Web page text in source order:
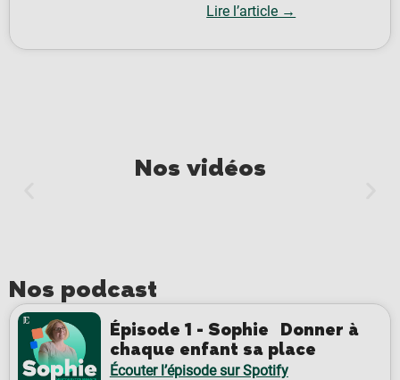
Lire l’article →
Nos vidéos
Nos podcast
Épisode 1 - Sophie Donner à
chaque enfant sa place
Écouter l’épisode sur Spotify